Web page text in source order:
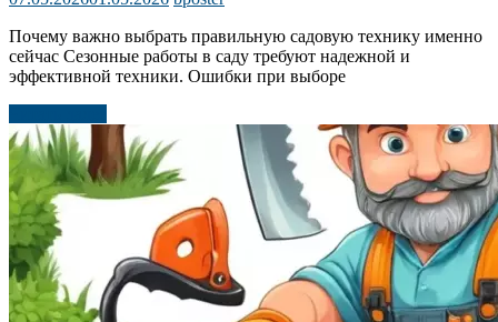
Почему важно выбрать правильную садовую технику именно
сейчас Сезонные работы в саду требуют надежной и
эффективной техники. Ошибки при выборе